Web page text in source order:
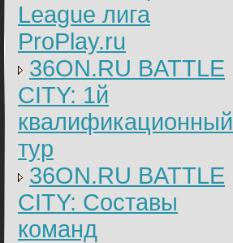
League лига
ProPlay.ru
36ON.RU BATTLE
CITY: 1й
квалификационный
тур
36ON.RU BATTLE
CITY: Составы
команд